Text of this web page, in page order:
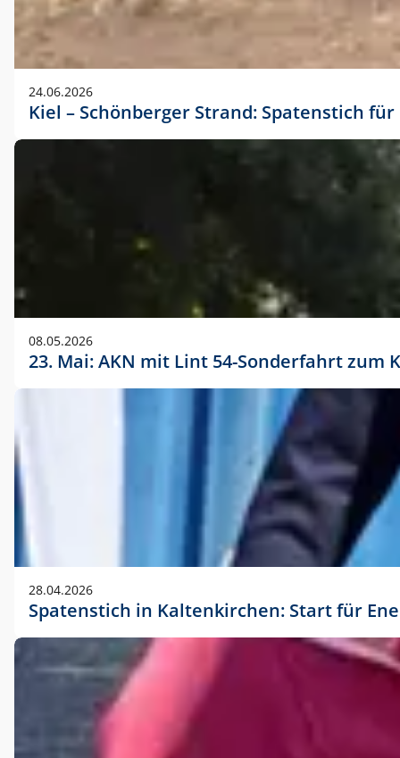
24.06.2026
Kiel – Schönberger Strand: Spatenstich
08.05.2026
23. Mai: AKN mit Lint 54-Sonderfahrt
28.04.2026
Spatenstich in Kaltenkirchen: Start für